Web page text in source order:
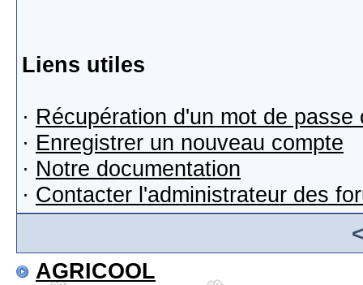
Liens utiles
· Récupération d'un mot de passe
· Enregistrer un nouveau compte
· Notre documentation
· Contacter l'administrateur des
AGRICOOL